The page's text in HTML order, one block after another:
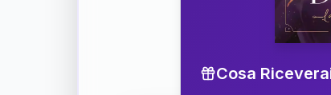
Scopri il
Cosa